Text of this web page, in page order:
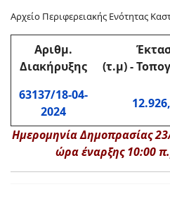
Αρχείο Περιφερειακής Ενότητας
Αριθμ.
Διακήρυξης
(τ.μ) -
63137/18-04-
2024
Ημερομηνία Δημοπρασίας
ώρα έναρξης 10:00